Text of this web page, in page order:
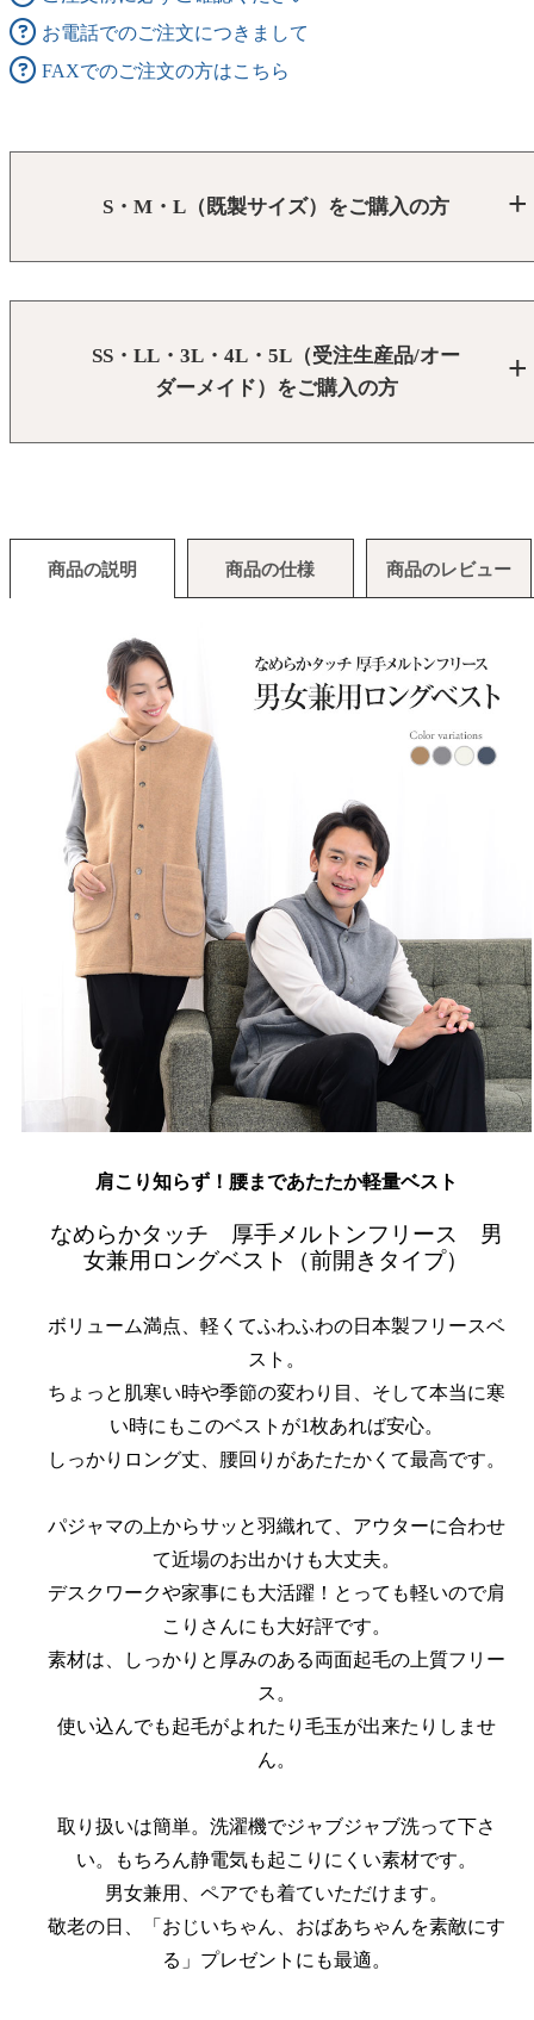
お電話でのご注文につきまして
FAXでのご注文の方はこちら
S・M・L（既製サイズ）をご購入の方
SS・LL・3L・4L・5L（受注生産品/オー
ダーメイド）をご購入の方
商品の説明 商品の仕様 商品のレビュー
肩こり知らず！腰まであたたか軽量ベスト
なめらかタッチ 厚手メルトンフリース 男
女兼用ロングベスト（前開きタイプ）
ボリューム満点、軽くてふわふわの日本製フリースベ
スト。
ちょっと肌寒い時や季節の変わり目、そして本当に寒
い時にもこのベストが1枚あれば安心。
しっかりロング丈、腰回りがあたたかくて最高です。
パジャマの上からサッと羽織れて、アウターに合わせ
て近場のお出かけも大丈夫。
デスクワークや家事にも大活躍！とっても軽いので肩
こりさんにも大好評です。
素材は、しっかりと厚みのある両面起毛の上質フリー
ス。
使い込んでも起毛がよれたり毛玉が出来たりしませ
ん。
取り扱いは簡単。洗濯機でジャブジャブ洗って下さ
い。もちろん静電気も起こりにくい素材です。
男女兼用、ペアでも着ていただけます。
敬老の日、「おじいちゃん、おばあちゃんを素敵にす
る」プレゼントにも最適。